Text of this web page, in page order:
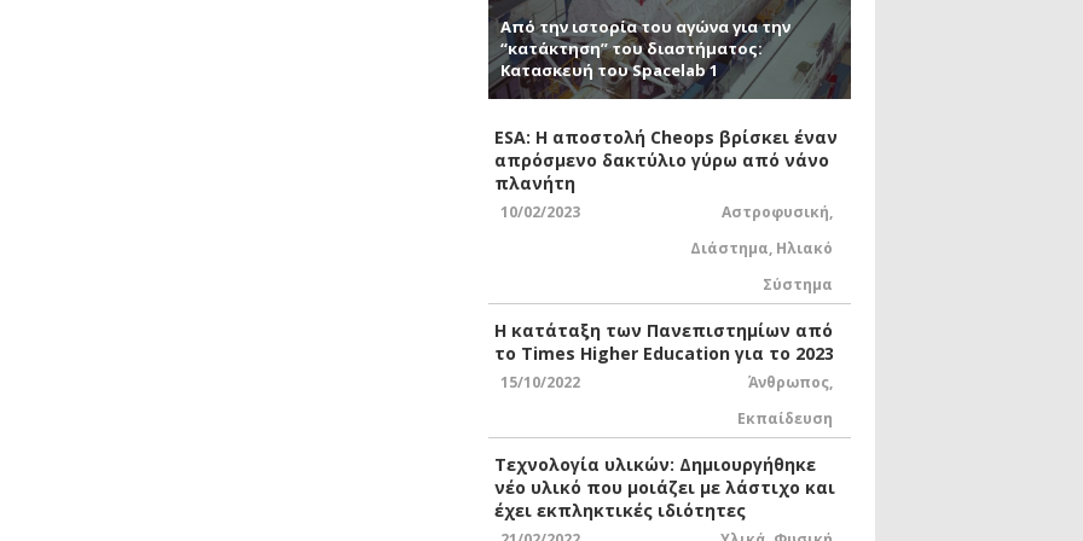
Από την ιστορία του αγώνα για την
“κατάκτηση” του διαστήματος:
Κατασκευή του Spacelab 1
ESA: Η αποστολή Cheops βρίσκει έναν
απρόσμενο δακτύλιο γύρω από νάνο
πλανήτη
10/02/2023 Αστροφυσική,
Διάστημα, Ηλιακό
Σύστημα
Η κατάταξη των Πανεπιστημίων από
το Times Higher Education για το 2023
15/10/2022 Άνθρωπος,
Εκπαίδευση
Τεχνολογία υλικών: Δημιουργήθηκε
νέο υλικό που μοιάζει με λάστιχο και
έχει εκπληκτικές ιδιότητες